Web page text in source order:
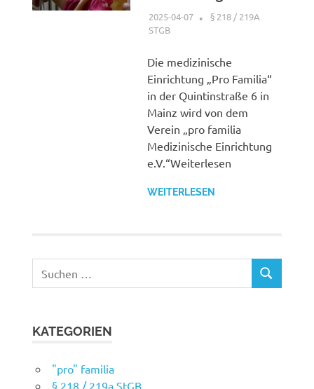
2025-04-07 XX
§ 218 / 219A
STGB
Die medizinische
Einrichtung „Pro Familia“
in der Quintinstraße 6 in
Mainz wird von dem
Verein „pro familia
Medizinische Einrichtung
e.V.“Weiterlesen
WEITERLESEN
nach:
SUCHEN
KATEGORIEN
"pro" familia
§ 218 / 219a StGB